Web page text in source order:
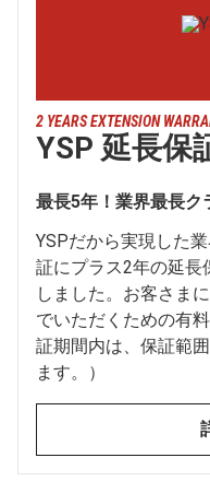
2 YEARS EXTENSION
YSP 延長保
最長5年！業界最長ク
YSPだから実現した
証にプラス2年の延長
しました。お客さま
でいただくための有
証期間内は、保証範
ます。）